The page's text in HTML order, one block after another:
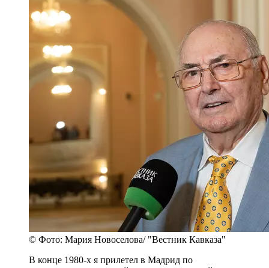
© Фото: Мария Новоселова/ "Вестник Кавказа"
В конце 1980-х я прилетел в Мадрид по